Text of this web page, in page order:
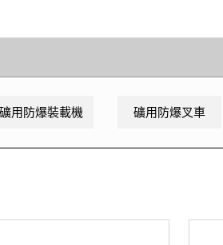
礦用防爆裝載機 礦用防爆叉車